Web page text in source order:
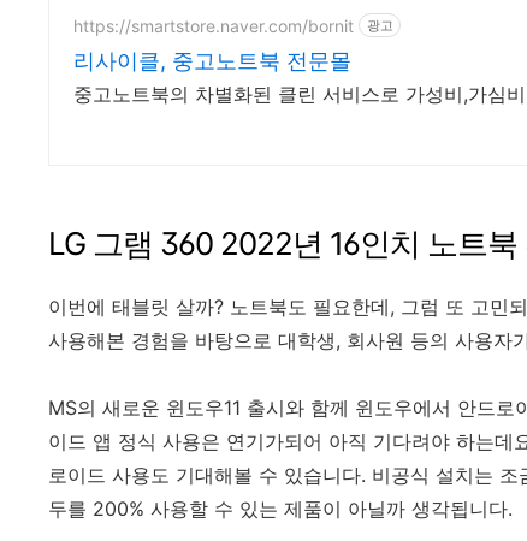
https://smartstore.naver.com/bornit 광고
리사이클, 중고노트북 전문몰
중고노트북의 차별화된 클린 서비스로 가성비,가심
LG 그램 360 2022년 16인치 노트
이번에 태블릿 살까? 노트북도 필요한데, 그럼 또 고민
사용해본 경험을 바탕으로 대학생, 회사원 등의 사용자
MS의 새로운 윈도우11 출시와 함께 윈도우에서 안드
이드 앱 정식 사용은 연기가되어 아직 기다려야 하는
로이드 사용도 기대해볼 수 있습니다. 비공식 설치는
두를 200% 사용할 수 있는 제품이 아닐까 생각됩니다.